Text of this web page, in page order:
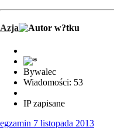
Azja
Bywalec
Wiadomości: 53
IP zapisane
egzamin 7 listopada 2013